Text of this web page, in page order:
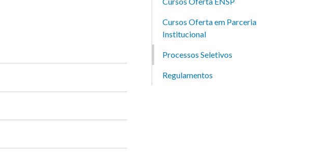
Cursos Oferta em Parceria
Institucional
Processos Seletivos
Regulamentos